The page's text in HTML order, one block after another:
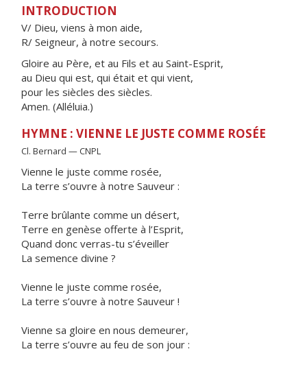
INTRODUCTION
V/ Dieu, viens à mon aide,
R/ Seigneur, à notre secours.
Gloire au Père, et au Fils et au Saint-Esprit,
au Dieu qui est, qui était et qui vient,
pour les siècles des siècles.
Amen. (Alléluia.)
HYMNE : VIENNE LE JUSTE COMME ROSÉE
Cl. Bernard — CNPL
Vienne le juste comme rosée,
La terre s’ouvre à notre Sauveur :
Terre brûlante comme un désert,
Terre en genèse offerte à l’Esprit,
Quand donc verras-tu s’éveiller
La semence divine ?
Vienne le juste comme rosée,
La terre s’ouvre à notre Sauveur !
Vienne sa gloire en nous demeurer,
La terre s’ouvre au feu de son jour :